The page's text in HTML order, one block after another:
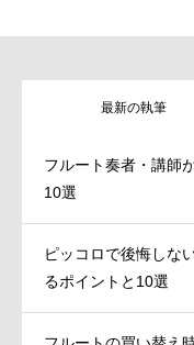
最新の執筆
フルート奏者・講師
10選
ピッコロで後悔しな
るポイントと10選